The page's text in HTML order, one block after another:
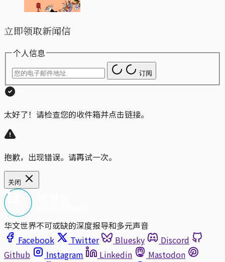
立即领取新闻信
个人信息
订阅
太好了！请检查您的收件箱并点击链接。
抱歉，出现错误。请再试一次。
关闭
华文世界不可或缺的深度报导和多元声音
Facebook
Twitter Bluesky
Discord
Github
Instagram Linkedin
Mastodon